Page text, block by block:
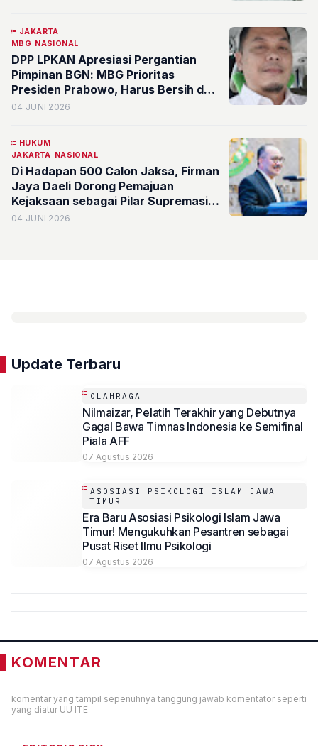
JAKARTA
MBG
NASIONAL
DPP LPKAN Apresiasi Pergantian
Pimpinan BGN: MBG Prioritas
Presiden Prabowo, Harus Bersih dari
Kongkalikong
04 JUNI 2026
HUKUM
JAKARTA
NASIONAL
Di Hadapan 500 Calon Jaksa, Firman
Jaya Daeli Dorong Pemajuan
Kejaksaan sebagai Pilar Supremasi
Hukum dan Geostrategis Indonesia
04 JUNI 2026
Update Terbaru
OLAHRAGA
Nilmaizar, Pelatih Terakhir yang Debutnya
Gagal Bawa Timnas Indonesia ke Semifinal
Piala AFF
07 Agustus 2026
ASOSIASI PSIKOLOGI ISLAM JAWA
TIMUR
Era Baru Asosiasi Psikologi Islam Jawa
Timur! Mengukuhkan Pesantren sebagai
Pusat Riset Ilmu Psikologi
07 Agustus 2026
KOMENTAR
komentar yang tampil sepenuhnya tanggung jawab komentator seperti
yang diatur UU ITE